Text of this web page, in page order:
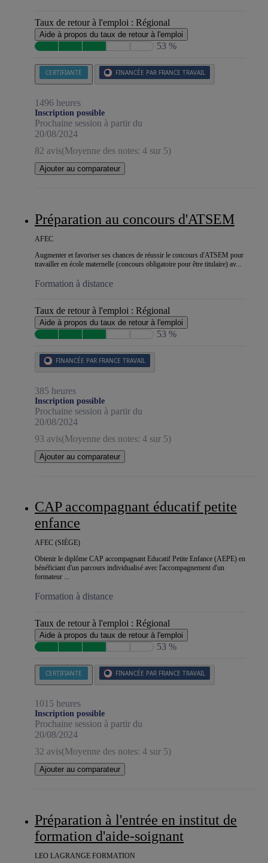
Taux de retour à l'emploi : Régional
Aide à propos du taux de retour à l'emploi
53 %
CERTIFIANTE FINANCÉE PAR FRANCE TRAVAIL
1496 heures
Inscription possible
Prochaine session à partir du
20/08/2024
82 avis(Moyenne des notes: 4 sur 5)
Ajouter au comparateur
Préparation au concours d'ATSEM
AFEC
Augmenter et favoriser ses chances de réussir le concours d'ATSEM pour
travailler en école maternelle (concours obligatoire pour être titulaire) av...
Formation à distance
Taux de retour à l'emploi : Régional
Aide à propos du taux de retour à l'emploi
53 %
FINANCÉE PAR FRANCE TRAVAIL
385 heures
Inscription possible
Prochaine session à partir du
20/08/2024
93 avis(Moyenne des notes: 4 sur 5)
Ajouter au comparateur
CAP accompagnant éducatif petite
enfance
AFEC (SIÈGE)
Obtenir le diplôme CAP accompagnant Educatif Petite Enfance (AEPE) en
bénéficiant d'un parcours individualisé avec l'accompagnement d'un
formateur ...
Formation à distance
Taux de retour à l'emploi : Régional
Aide à propos du taux de retour à l'emploi
53 %
CERTIFIANTE FINANCÉE PAR FRANCE TRAVAIL
1015 heures
Inscription possible
Prochaine session à partir du
20/08/2024
32 avis(Moyenne des notes: 4 sur 5)
Ajouter au comparateur
Préparation à l'entrée en institut de
formation d'aide-soignant
LEO LAGRANGE FORMATION